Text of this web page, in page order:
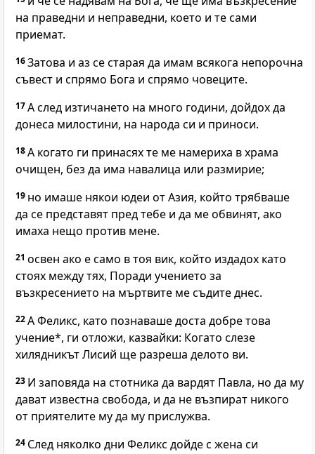
на праведни и неправедни, което и те сами
приемат.
16Затова и аз се старая да имам всякога непорочна
съвест и спрямо Бога и спрямо човеците.
17А след изтичането на много години, дойдох да
донеса милостини, на народа си и приноси.
18А когато ги принасях те ме намериха в храма
очищен, без да има навалица или размирие;
19 но имаше някои юдеи от Азия, който трябваше
да се представят пред тебе и да ме обвинят, ако
имаха нещо против мене.
21 освен ако е само в тоя вик, който издадох като
стоях между тях, Поради учението за
възкресението на мъртвите ме съдите днес.
22А Феликс, като познаваше доста добре това
учение*, ги отложи, казвайки: Когато слезе
хилядникът Лисий ще разреша делото ви.
23 И заповяда на стотника да вардят Павла, но да му
дават известна свобода, и да не възпират никого
от приятелите му да му прислужва.
24 След няколко дни Феликс дойде с жена си